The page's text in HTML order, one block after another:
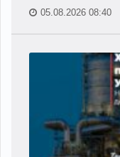
05.08.2026 08:40